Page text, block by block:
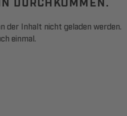
der Inhalt nicht geladen werden.
einmal.